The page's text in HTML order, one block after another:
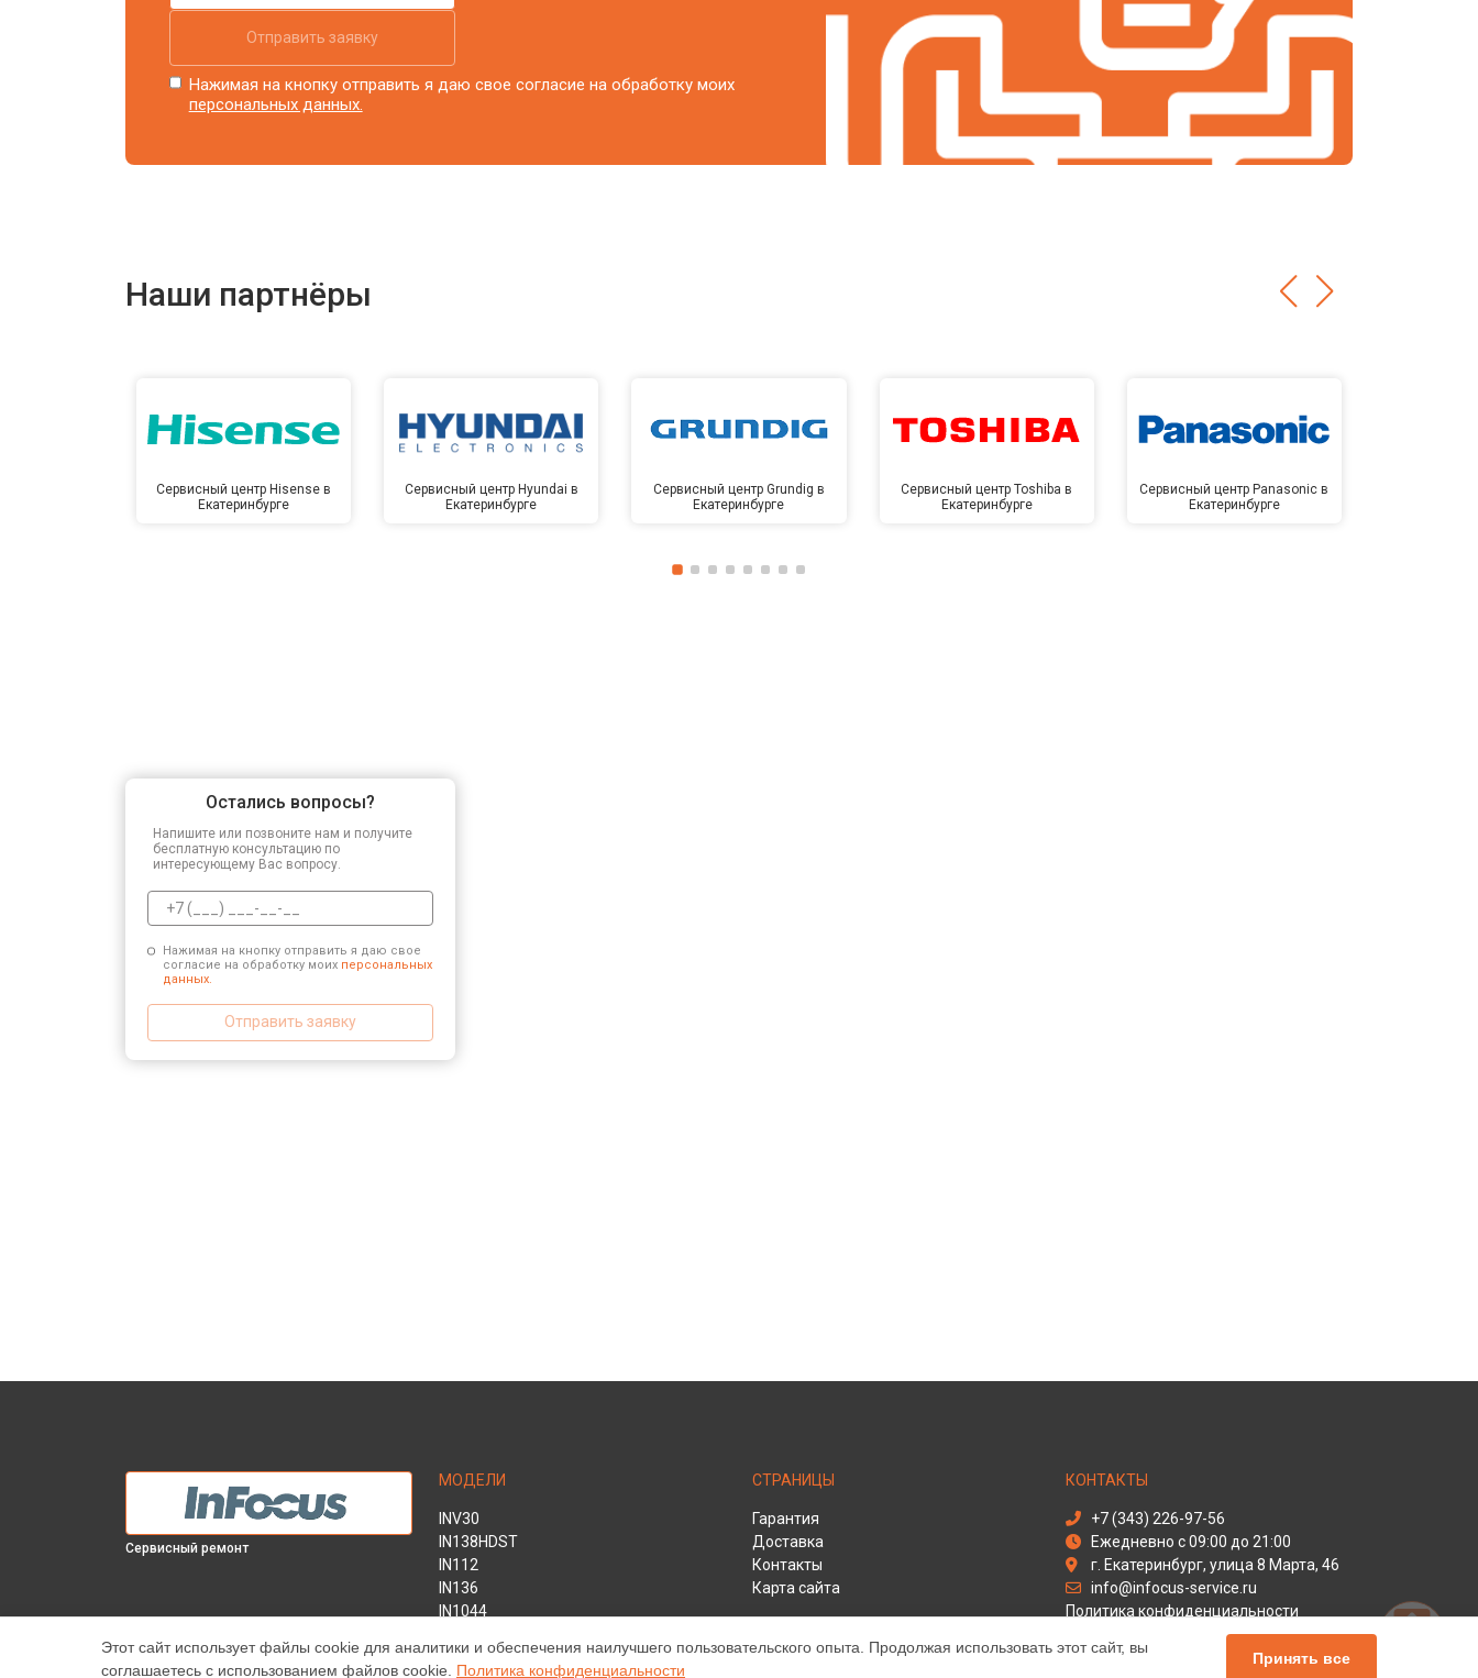
Отправить заявку
Нажимая на кнопку отправить я даю свое согласие на обработку моих
персональных данных.
Наши партнёры
Сервисный центр Hisense в
Екатеринбурге
Сервисный центр Hyundai в
Екатеринбурге
Сервисный центр Grundig в
Екатеринбурге
Сервисный центр Toshiba в
Екатеринбурге
Сервисный центр Panasonic в
Екатеринбурге
Остались вопросы?
Напишите или позвоните нам и получите
бесплатную консультацию по
интересующему Вас вопросу.
Нажимая на кнопку отправить я даю свое
согласие на обработку моих персональных
данных.
Отправить заявку
Сервисный ремонт
МОДЕЛИ
INV30
IN138HDST
IN112
IN136
IN1044
IN2138HD
СТРАНИЦЫ
Гарантия
Доставка
Контакты
Карта сайта
КОНТАКТЫ
+7 (343) 226-97-56
Ежедневно с 09:00 до 21:00
г. Екатеринбург, улица 8 Марта, 46
info@infocus-service.ru
Политика конфиденциальности
Способы оплаты
Этот сайт использует файлы cookie для аналитики и обеспечения наилучшего пользовательского опыта. Продолжая использовать этот сайт, вы
соглашаетесь с использованием файлов cookie. Политика конфиденциальности
Принять все